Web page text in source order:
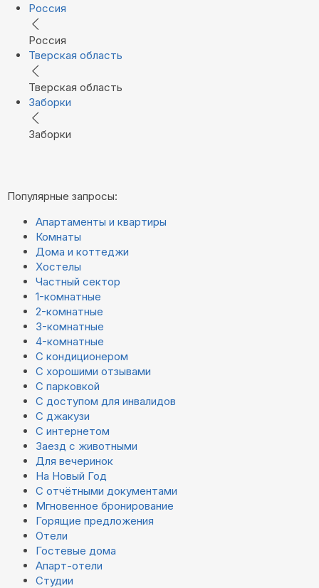
Россия
Россия
Тверская область
Тверская область
Заборки
Заборки
Популярные запросы:
Апартаменты и квартиры
Комнаты
Дома и коттеджи
Хостелы
Частный сектор
1-комнатные
2-комнатные
3-комнатные
4-комнатные
С кондиционером
С хорошими отзывами
С парковкой
С доступом для инвалидов
С джакузи
С интернетом
Заезд с животными
Для вечеринок
На Новый Год
С отчётными документами
Мгновенное бронирование
Горящие предложения
Отели
Гостевые дома
Апарт-отели
Студии